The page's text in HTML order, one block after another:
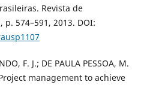
Revista de
574–591, 2013. DOI:
F. J.; DE PAULA PESSOA, M.
management to achieve